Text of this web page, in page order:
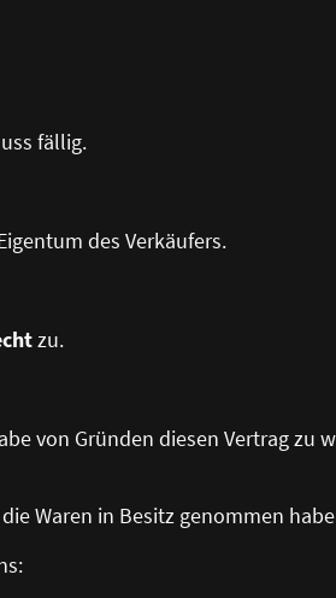
fällig.
des Verkäufers.
zu.
von Gründen diesen Vertrag zu
Waren in Besitz genommen